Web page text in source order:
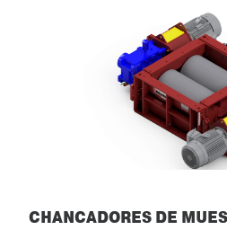
CHANCADORES DE